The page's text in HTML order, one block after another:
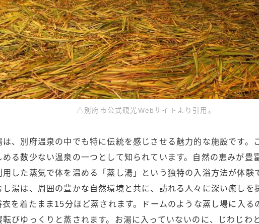
△別府市公式観光Webサイトより引用。
は、別府温泉の中でも特に伝統を感じさせる魅力的な施設です。
める数少ない温泉の一つとして知られています。自然の恵みが豊
用した蒸気で体を温める「蒸し湯」という独特の入浴方法が体験
し湯は、周囲の豊かな自然環境と共に、訪れる人々に深い癒しを
衣を着たまま15分ほど蒸されます。ドームのような蒸し場に入る
転びゆっくりと蒸されます。お湯に入っていないのに、じわじわ